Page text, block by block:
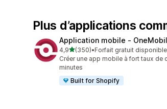
Plus d’applications
Application mobile ‑
4,9étoile(s) sur 5
(350)
350 avis au total
•Forfait gratuit disponible
Créer une app mobile à fort taux de
minutes
Built for Shopify